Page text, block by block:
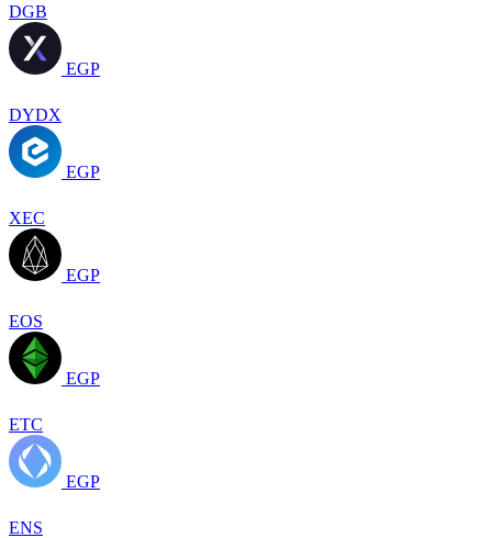
DGB
EGP
DYDX
EGP
XEC
EGP
EOS
EGP
ETC
EGP
ENS